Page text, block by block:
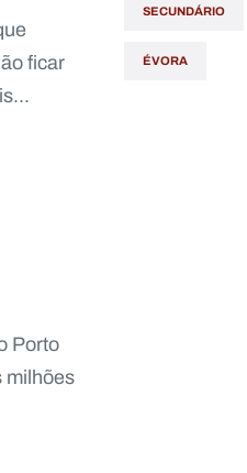
ficar
Porto
milhões
SECUNDÁRIO
ÉVORA